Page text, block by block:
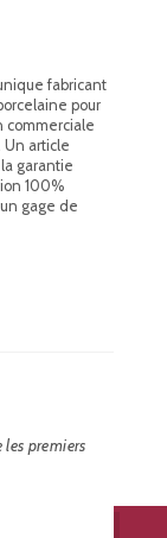
fabricant
pour
commerciale
Un article
la garantie
100%
gage de
premiers